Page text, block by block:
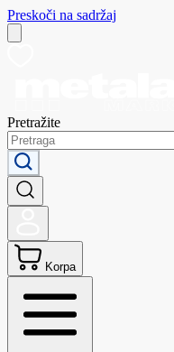
Preskoči na sadržaj
Pretražite
Korpa